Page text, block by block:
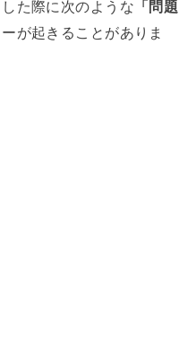
た際に次のような 「問題
が起きることがありま